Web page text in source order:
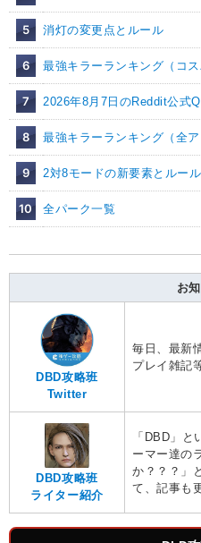
5 消灯の変更点とルール
6 最強キラーランキング（コス
7 2026年8月7日のReddit公式
8 最強キラーランキング（全ア
9 2対8モードの新要素とルール
10 全パーク一覧
お
DBD攻略班
Twitter
毎日、最新
プレイ雑記
DBD攻略班
ライター紹介
「DBD」
ーマー達の
か？？？」
て、記事も